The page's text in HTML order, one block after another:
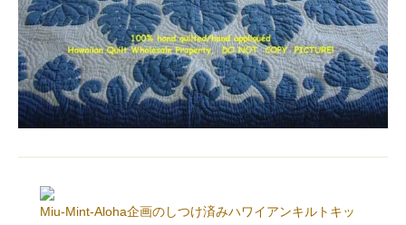
Miu-Mint-Aloha企画のしつけ済みハワイアンキルトキッ